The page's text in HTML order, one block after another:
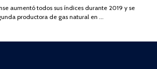
2025
aumentó todos sus índices durante 2019 y se
productora de gas natural en …